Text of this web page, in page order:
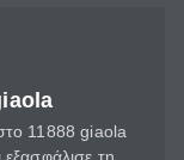
11888 giaola